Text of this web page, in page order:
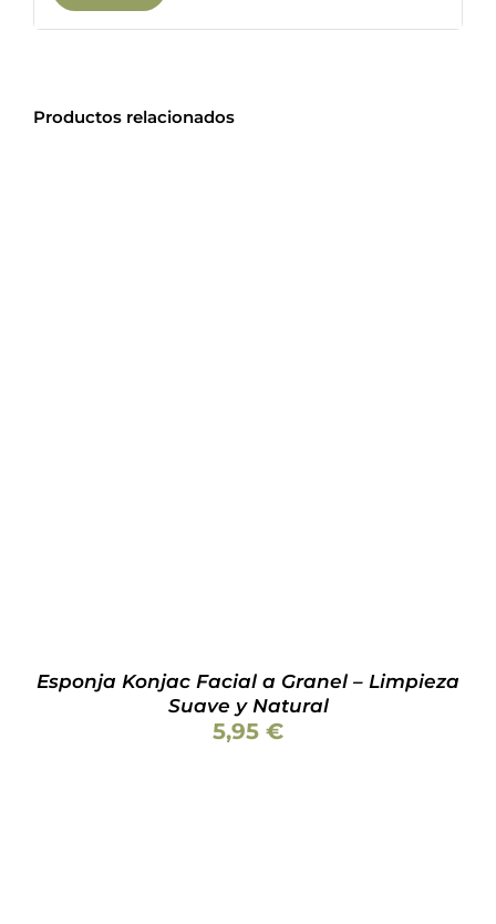
Productos relacionados
PÁGINA
DE
PRODUCTO
Esponja Konjac Facial a Granel – Limpieza
Suave y Natural
5,95 €